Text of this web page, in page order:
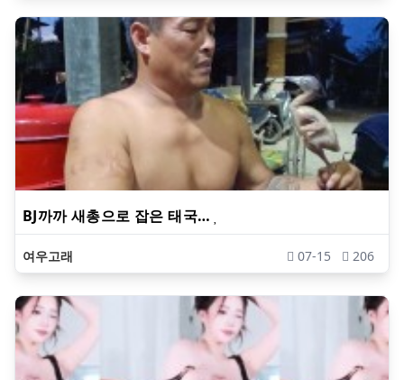
BJ까까 새총으로 잡은 태국…
여우고래 07-15 206